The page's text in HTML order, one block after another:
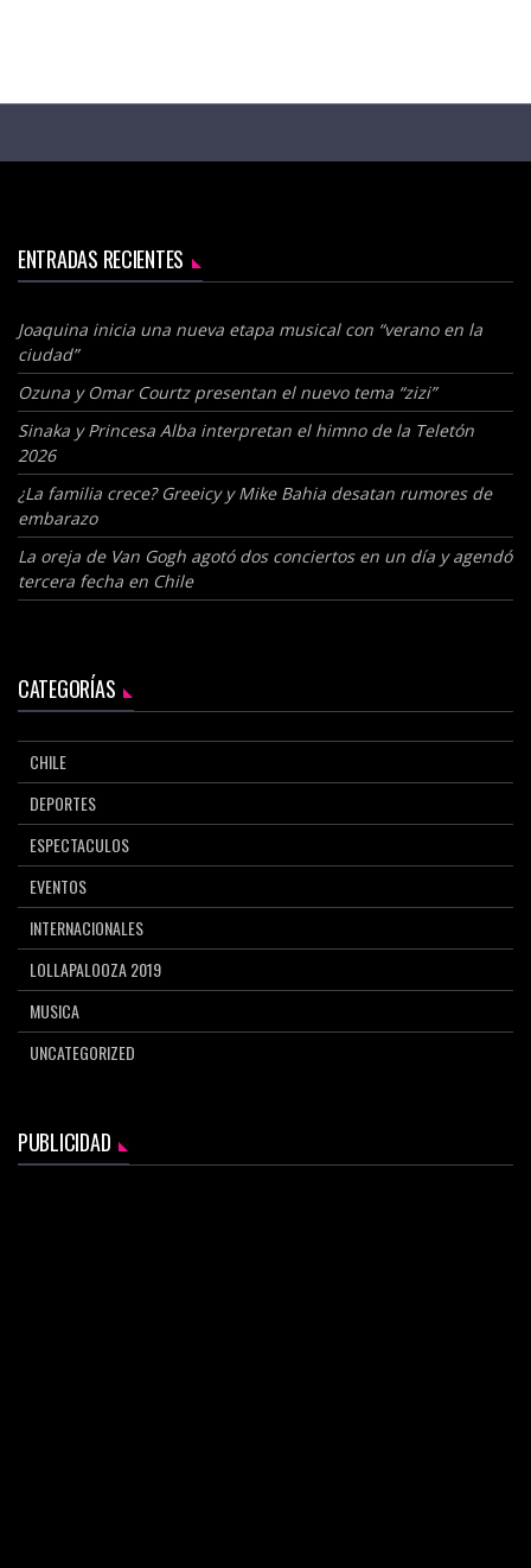
ENTRADAS RECIENTES
Joaquina inicia una nueva etapa musical con “verano en la
ciudad”
Ozuna y Omar Courtz presentan el nuevo tema “zizi”
Sinaka y Princesa Alba interpretan el himno de la Teletón
2026
¿La familia crece? Greeicy y Mike Bahia desatan rumores de
embarazo
La oreja de Van Gogh agotó dos conciertos en un día y agendó
tercera fecha en Chile
CATEGORÍAS
CHILE
DEPORTES
ESPECTACULOS
EVENTOS
INTERNACIONALES
LOLLAPALOOZA 2019
MUSICA
UNCATEGORIZED
PUBLICIDAD